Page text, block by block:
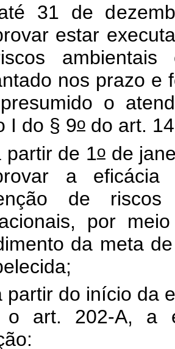
31 de
estar
ambientais
nos prazo e
o
I do § 9o do art.
partir de 1ode
a
de
por
da meta
partir do início da
o art. 202-A, a